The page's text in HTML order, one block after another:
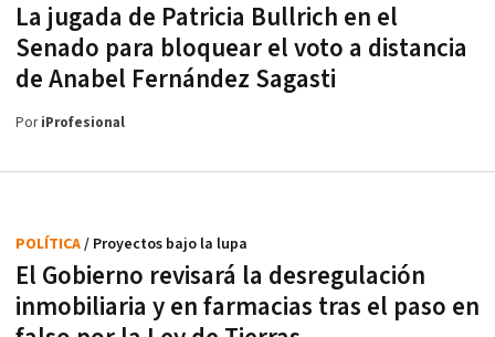
La jugada de Patricia Bullrich en el
Senado para bloquear el voto a distancia
de Anabel Fernández Sagasti
PoriProfesional
El Gobierno revisará la desregulación
inmobiliaria y en farmacias tras el paso en
POLÍTICA/ Proyectos bajo la lupa